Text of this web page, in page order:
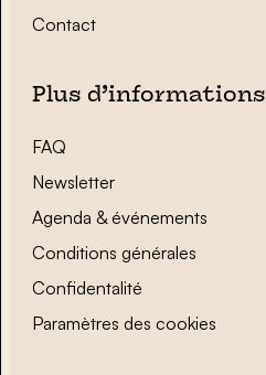
Contact
Plus d’informations
FAQ
Newsletter
Agenda & événements
Conditions générales
Confidentalité
Paramètres des cookies